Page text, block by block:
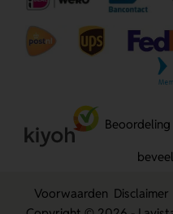
Voorwaarden Disclaimer